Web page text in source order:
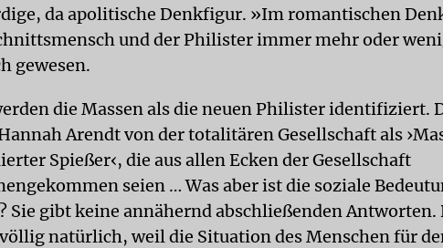
da apolitische Denkfigur. »Im romantischen
und der Philister immer mehr oder
gewesen.
die Massen als die neuen Philister identifiziert.
Arendt von der totalitären Gesellschaft als
Spießer‹, die aus allen Ecken der Gesellschaft
seien … Was aber ist die soziale
Sie gibt keine annähernd abschließenden Antworten.
natürlich, weil die Situation des Menschen für